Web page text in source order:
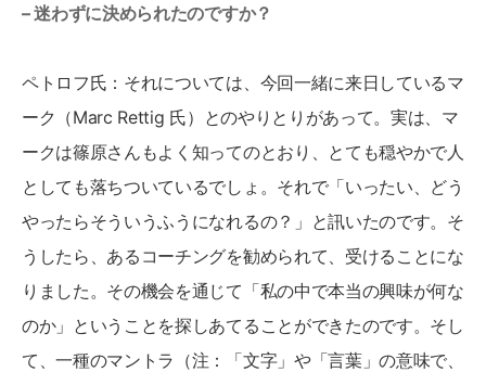
– 迷わずに決められたのですか？
ペトロフ氏：それについては、今回一緒に来日しているマ
ーク（Marc Rettig 氏）とのやりとりがあって。実は、マ
ークは篠原さんもよく知ってのとおり、とても穏やかで人
としても落ちついているでしょ。それで「いったい、どう
やったらそういうふうになれるの？」と訊いたのです。そ
うしたら、あるコーチングを勧められて、受けることにな
りました。その機会を通じて「私の中で本当の興味が何な
のか」ということを探しあてることができたのです。そし
て、一種のマントラ（注：「文字」や「言葉」の意味で、